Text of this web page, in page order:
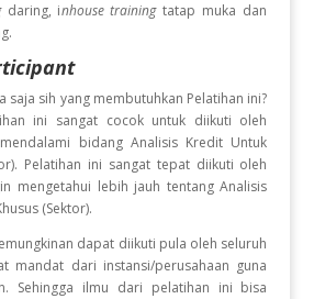
daring, inhouse trainingtatap muka dan
saja sih yang membutuhkan Pelatihan ini?
ini sangat cocok untuk diikuti oleh
mendalami bidang Analisis Kredit Untuk
Pelatihan ini sangat tepat diikuti oleh
mengetahui lebih jauh tentang Analisis
(Sektor).
dapat diikuti pula oleh seluruh
mandat dari instansi/perusahaan guna
Sehingga ilmu dari pelatihan ini bisa